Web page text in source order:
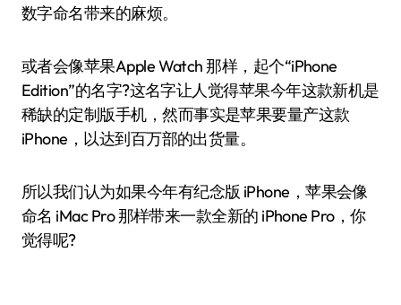
数字命名带来的麻烦。
或者会像苹果Apple Watch 那样，起个“iPhone
Edition”的名字?这名字让人觉得苹果今年这款新机是
稀缺的定制版手机，然而事实是苹果要量产这款
iPhone，以达到百万部的出货量。
所以我们认为如果今年有纪念版 iPhone，苹果会像
命名 iMac Pro 那样带来一款全新的 iPhone Pro，你
觉得呢?